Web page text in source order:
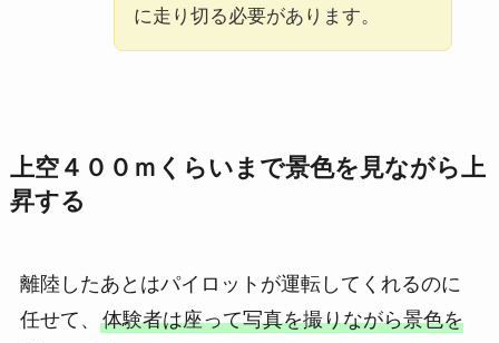
に走り切る必要があります。
上空４００ｍくらいまで景色を見ながら上
昇する
離陸したあとはパイロットが運転してくれるのに
任せて、 体験者は座って写真を撮りながら景色を